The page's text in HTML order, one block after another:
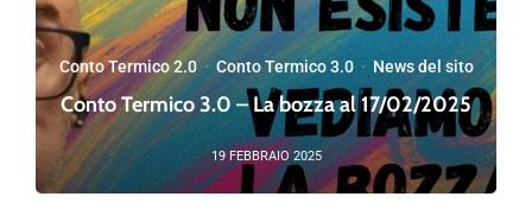
Conto Termico 2.0·Conto Termico 3.0· News del sito
Conto Termico 3.0 – La bozza al 17/02/2025
19 FEBBRAIO 2025